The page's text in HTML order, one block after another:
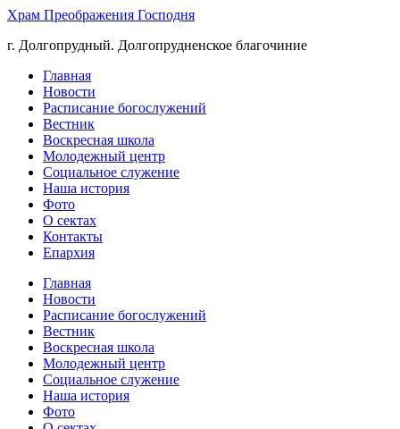
Храм Преображения Господня
г. Долгопрудный. Долгопрудненское благочиние
Главная
Новости
Расписание богослужений
Вестник
Воскресная школа
Молодежный центр
Социальное служение
Наша история
Фото
О сектах
Контакты
Епархия
Главная
Новости
Расписание богослужений
Вестник
Воскресная школа
Молодежный центр
Социальное служение
Наша история
Фото